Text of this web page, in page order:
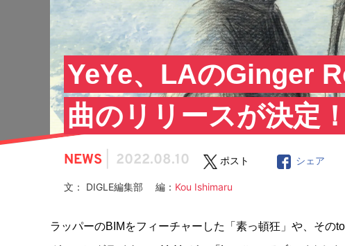
YeYe、LAのGinger
曲のリリースが決定！
NEWS 2022.08.10 ポスト シェア
文： DIGLE編集部 編： Kou Ishimaru
ラッパーのBIMをフィーチャーした「素っ頓狂」や、その